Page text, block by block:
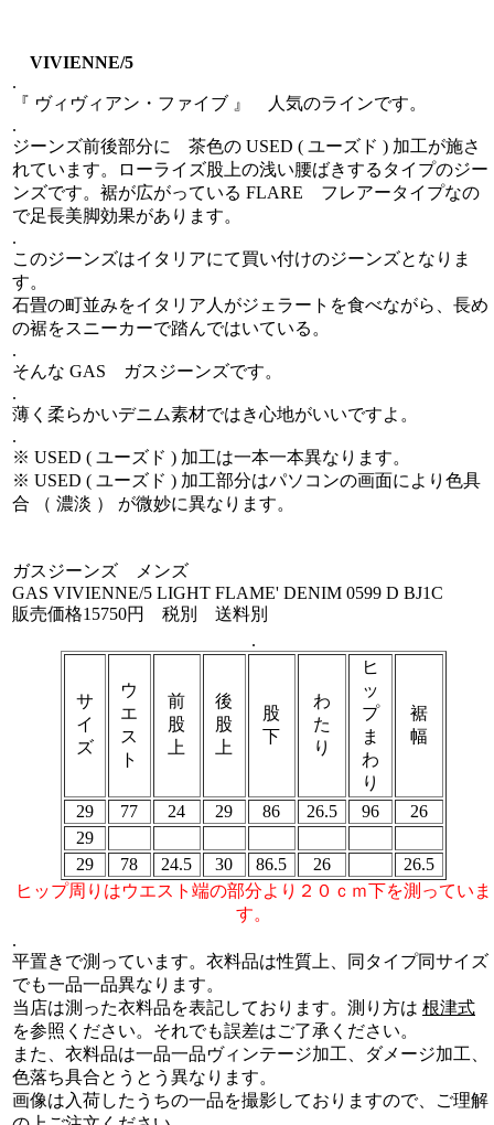
VIVIENNE/5
.
『 ヴィヴィアン・ファイブ 』 人気のラインです。
.
ジーンズ前後部分に 茶色の USED ( ユーズド ) 加工が施さ
れています。ローライズ股上の浅い腰ばきするタイプのジー
ンズです。裾が広がっている FLARE フレアータイプなの
で足長美脚効果があります。
.
このジーンズはイタリアにて買い付けのジーンズとなりま
す。
石畳の町並みをイタリア人がジェラートを食べながら、長め
の裾をスニーカーで踏んではいている。
.
そんな GAS ガスジーンズです。
.
薄く柔らかいデニム素材ではき心地がいいですよ。
.
※ USED ( ユーズド ) 加工は一本一本異なります。
※ USED ( ユーズド ) 加工部分はパソコンの画面により色具
合 （ 濃淡 ） が微妙に異なります。
ガスジーンズ メンズ
GAS VIVIENNE/5 LIGHT FLAME' DENIM 0599 D BJ1C
販売価格15750円 税別 送料別
.
サ
イ
ズ
ウ
エ
ス
ト
前
股
上
後
股
上
股
下
わ
た
り
ヒ
ッ
プ
ま
わ
り
裾
幅
29 77 24 29 86 26.5 96
26
29
29
78 24.5 30 86.5 26
26.5
ヒップ周りはウエスト端の部分より２０ｃｍ下を測っていま
す。
.
平置きで測っています。衣料品は性質上、同タイプ同サイズ
でも一品一品異なります。
当店は測った衣料品を表記しております。測り方は 根津式
を参照ください。それでも誤差はご了承ください。
また、衣料品は一品一品ヴィンテージ加工、ダメージ加工、
色落ち具合とうとう異なります。
画像は入荷したうちの一品を撮影しておりますので、ご理解